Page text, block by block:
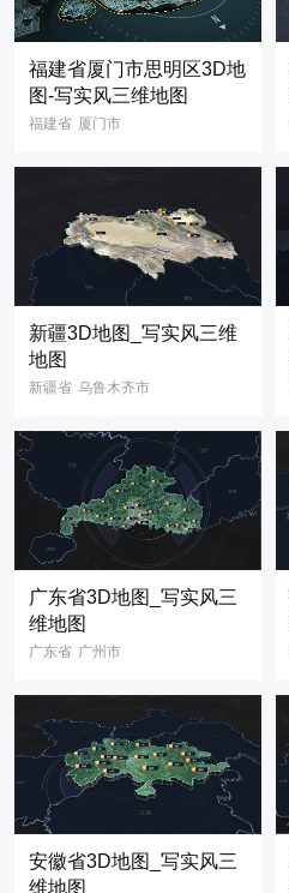
福建省厦门市思明区3D地
图-写实风三维地图
福建省 厦门市
省份地图
新疆3D地图_写实风三维
地图
新疆省 乌鲁木齐市
写实风
省份地图
广东省3D地图_写实风三
维地图
广东省 广州市
安徽省3D地图_写实风三
维地图